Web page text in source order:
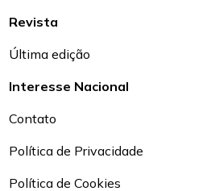
Revista
Última edição
Interesse Nacional
Contato
Política de Privacidade
Política de Cookies